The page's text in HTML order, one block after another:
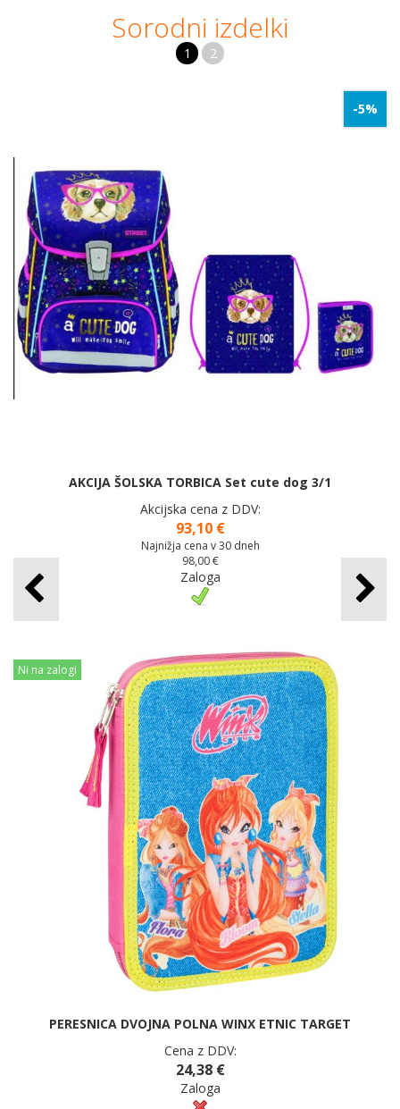
Sorodni izdelki
1 2
-5%
AKCIJA ŠOLSKA TORBICA Set cute dog 3/1
Akcijska cena z DDV:
93,10 €
Najnižja cena v 30 dneh
98,00 €
Zaloga
Ni na zalogi
PERESNICA DVOJNA POLNA WINX ETNIC TARGET
Cena z DDV:
24,38 €
Zaloga